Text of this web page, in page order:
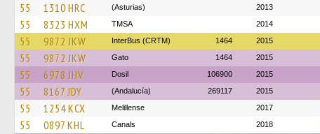
55 1310 HRC (Asturias) 2013
55 8323 HXM TMSA 2014
55 9872 JKW InterBus (CRTM) 1464 2015
55 9872 JKW Gato 1464 2015
55 6978 JHV Dosil 106900 2015
55 8167 JDY (Andalucía) 269117 2015
55 1254 KCX Melillense 2017
55 0897 KHL Canals 2018